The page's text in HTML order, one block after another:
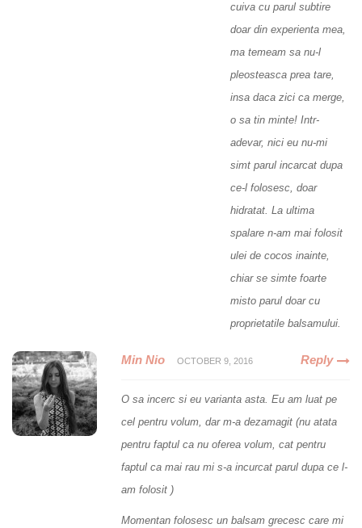
cuiva cu parul subtire
doar din experienta mea,
ma temeam sa nu-l
pleosteasca prea tare,
insa daca zici ca merge,
o sa tin minte! Intr-
adevar, nici eu nu-mi
simt parul incarcat dupa
ce-l folosesc, doar
hidratat. La ultima
spalare n-am mai folosit
ulei de cocos inainte,
chiar se simte foarte
misto parul doar cu
proprietatile balsamului.
Min Nio OCTOBER 9, 2016 Reply
O sa incerc si eu varianta asta. Eu am luat pe
cel pentru volum, dar m-a dezamagit (nu atata
pentru faptul ca nu oferea volum, cat pentru
faptul ca mai rau mi s-a incurcat parul dupa ce l-
am folosit )
Momentan folosesc un balsam grecesc care mi